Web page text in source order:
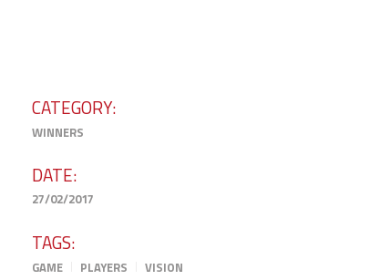
CATEGORY:
WINNERS
DATE:
27/02/2017
TAGS:
GAME PLAYERS VISION